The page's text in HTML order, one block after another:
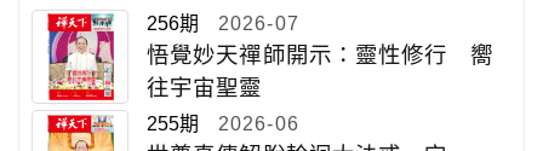
256期 2026-07
悟覺妙天禪師開示：靈性修行 嚮
往宇宙聖靈
255期 2026-06